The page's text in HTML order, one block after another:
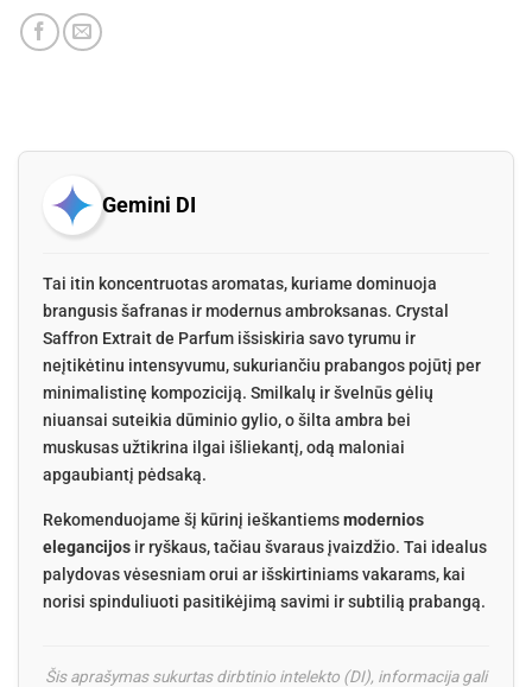
Gemini DI
Tai itin koncentruotas aromatas, kuriame dominuoja
brangusis šafranas ir modernus ambroksanas. Crystal
Saffron Extrait de Parfum išsiskiria savo tyrumu ir
neįtikėtinu intensyvumu, sukuriančiu prabangos pojūtį per
minimalistinę kompoziciją. Smilkalų ir švelnūs gėlių
niuansai suteikia dūminio gylio, o šilta ambra bei
muskusas užtikrina ilgai išliekantį, odą maloniai
apgaubiantį pėdsaką.
Rekomenduojame šį kūrinį ieškantiemsmodernios
elegancijos ir ryškaus, tačiau švaraus įvaizdžio. Tai idealus
palydovas vėsesniam orui ar išskirtiniams vakarams, kai
norisi spinduliuoti pasitikėjimą savimi ir subtilią prabangą.
Šis aprašymas sukurtas dirbtinio intelekto (DI), informacija gali